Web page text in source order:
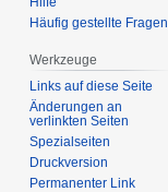
Häufig gestellte Fragen
Werkzeuge
Links auf diese Seite
Änderungen an
verlinkten Seiten
Spezialseiten
Druckversion
Permanenter Link